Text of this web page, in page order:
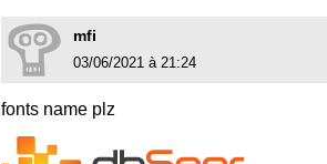
mfi
03/06/2021 à 21:24
fonts name plz